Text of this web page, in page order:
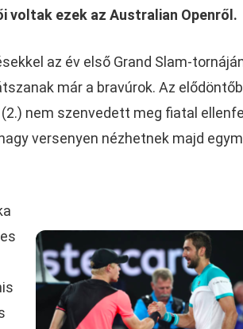
voltak ezek az Australian Openről.
az év első Grand Slam-
már a bravúrok. Az
nem szenvedett meg fiatal
versenyen nézhetnek majd